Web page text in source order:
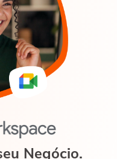
Negócio.